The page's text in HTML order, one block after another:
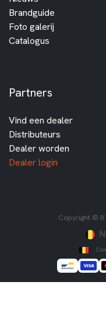
Brandguide
Foto galerij
Catalogus
Partners
Vind een dealer
Distributeurs
Dealer worden
Dealer login
Copyright ©